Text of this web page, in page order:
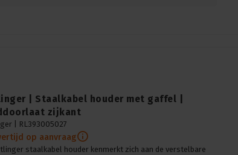
| Staalkabel houder met gaffel |
zijkant
| RL393005027
op aanvraag
staalkabel houder kenmerkt zich aan de verstelbare